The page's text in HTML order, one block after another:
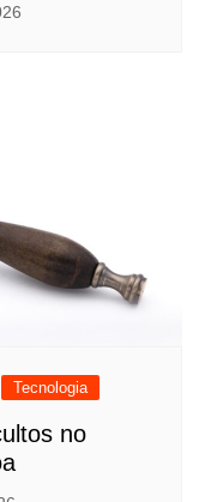
Tecnologia
no